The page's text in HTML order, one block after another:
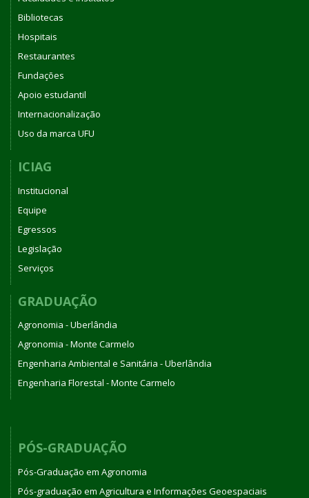
Bibliotecas
Hospitais
Restaurantes
Fundações
Apoio estudantil
Internacionalização
Uso da marca UFU
ICIAG
Institucional
Equipe
Egressos
Legislação
Serviços
GRADUAÇÃO
Agronomia - Uberlândia
Agronomia - Monte Carmelo
Engenharia Ambiental e Sanitária - Uberlândia
Engenharia Florestal - Monte Carmelo
PÓS-GRADUAÇÃO
Pós-Graduação em Agronomia
Pós-graduação em Agricultura e Informações Geoespaciais